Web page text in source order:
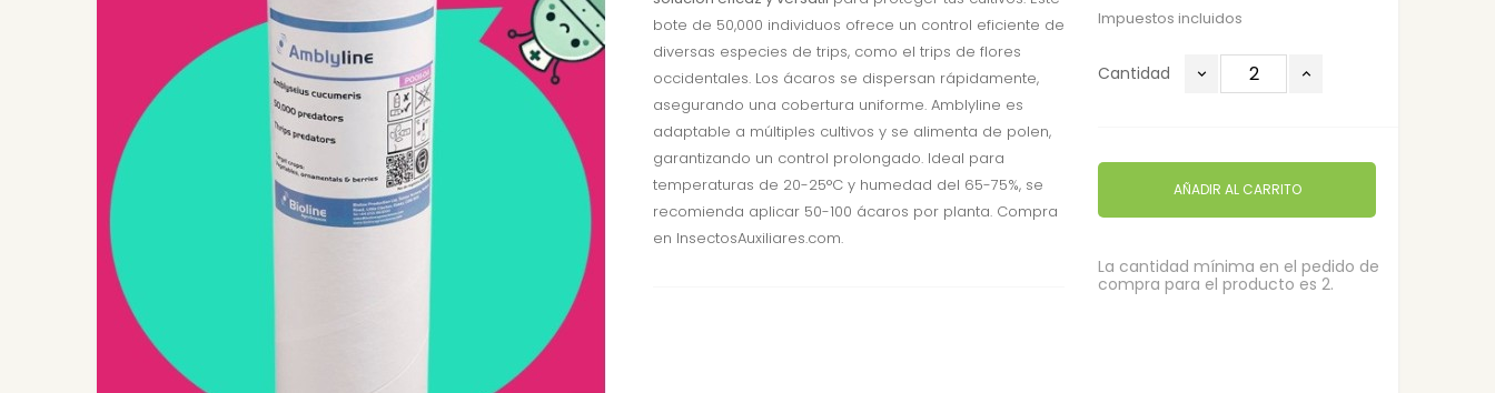
Impuestos incluidos
Cantidad
AÑADIR AL CARRITO
La cantidad mínima en el pedido de
compra para el producto es 2.
bote de 50,000 individuos ofrece un control eficiente de
diversas especies de trips, como el trips de flores
occidentales. Los ácaros se dispersan rápidamente,
asegurando una cobertura uniforme. Amblyline es
adaptable a múltiples cultivos y se alimenta de polen,
garantizando un control prolongado. Ideal para
temperaturas de 20-25°C y humedad del 65-75%, se
recomienda aplicar 50-100 ácaros por planta. Compra
en InsectosAuxiliares.com.